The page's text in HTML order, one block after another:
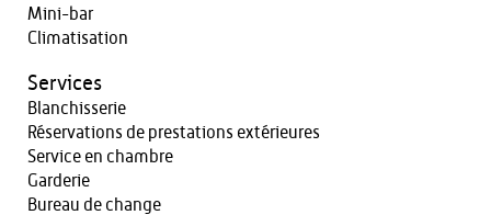
Mini-bar
Climatisation
Services
Blanchisserie
Réservations de prestations extérieures
Service en chambre
Garderie
Bureau de change